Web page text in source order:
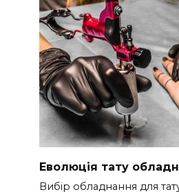
Еволюція тату
Вибір обладнання для